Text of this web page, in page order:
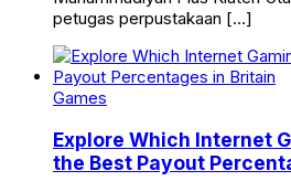
petugas perpustakaan […]
Games
Explore Which Internet
the Best Payout